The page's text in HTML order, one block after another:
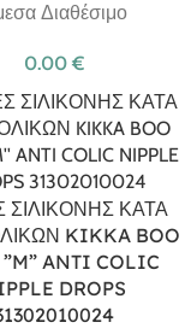
Διαθέσιμο
0.00 €
ΚΑΤΑ
KIKKA BOO
”M” ANTI COLIC
DROPS